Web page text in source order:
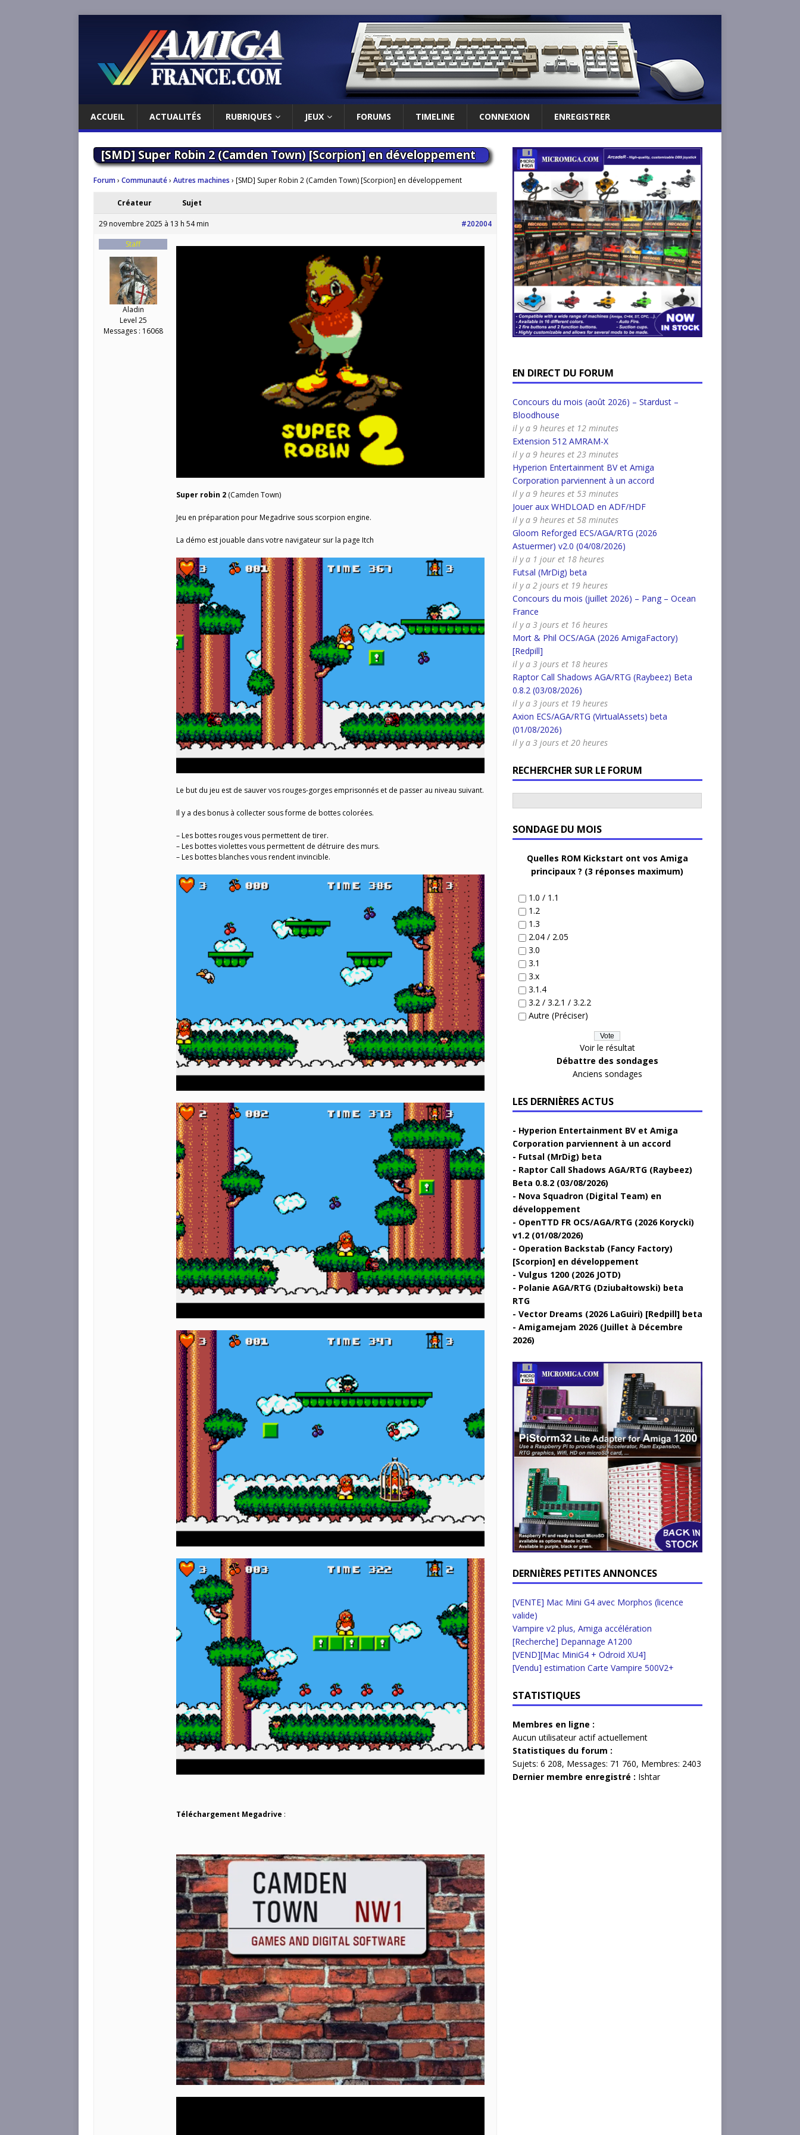
ACCUEIL ACTUALITÉS RUBRIQUES JEUX FORUMS TIMELINE CONNEXION ENREGISTRER
[SMD] Super Robin 2 (Camden Town) [Scorpion] en développement
Forum› Communauté› Autres machines › [SMD] Super Robin 2 (Camden Town) [Scorpion] en développement
Créateur Sujet
29 novembre 2025 à 13 h 54 min
#202004
Staff
Aladin
Level 25
Messages : 16068
Super robin 2 (Camden Town)
Jeu en préparation pour Megadrive sous scorpion engine.
La démo est jouable dans votre navigateur sur la page Itch
Le but du jeu est de sauver vos rouges-gorges emprisonnés et de passer au niveau suivant.
Il y a des bonus à collecter sous forme de bottes colorées.
– Les bottes rouges vous permettent de tirer.
– Les bottes violettes vous permettent de détruire des murs.
– Les bottes blanches vous rendent invincible.
Téléchargement Megadrive :
EN DIRECT DU FORUM
Concours du mois (août 2026) – Stardust –
Bloodhouse
il y a 9 heures et 12 minutes
Extension 512 AMRAM-X
il y a 9 heures et 23 minutes
Hyperion Entertainment BV et Amiga
Corporation parviennent à un accord
il y a 9 heures et 53 minutes
Jouer aux WHDLOAD en ADF/HDF
il y a 9 heures et 58 minutes
Gloom Reforged ECS/AGA/RTG (2026
Astuermer) v2.0 (04/08/2026)
il y a 1 jour et 18 heures
Futsal (MrDig) beta
il y a 2 jours et 19 heures
Concours du mois (juillet 2026) – Pang – Ocean
France
il y a 3 jours et 16 heures
Mort & Phil OCS/AGA (2026 AmigaFactory)
[Redpill]
il y a 3 jours et 18 heures
Raptor Call Shadows AGA/RTG (Raybeez) Beta
0.8.2 (03/08/2026)
il y a 3 jours et 19 heures
Axion ECS/AGA/RTG (VirtualAssets) beta
(01/08/2026)
il y a 3 jours et 20 heures
RECHERCHER SUR LE FORUM
SONDAGE DU MOIS
Quelles ROM Kickstart ont vos Amiga
principaux ? (3 réponses maximum)
1.0 / 1.1
1.2
1.3
2.04 / 2.05
3.0
3.1
3.x
3.1.4
3.2 / 3.2.1 / 3.2.2
Autre (Préciser)
Voir le résultat
Débattre des sondages
Anciens sondages
LES DERNIÈRES ACTUS
Hyperion Entertainment BV et Amiga
Corporation parviennent à un accord
Futsal (MrDig) beta
Raptor Call Shadows AGA/RTG (Raybeez)
Beta 0.8.2 (03/08/2026)
Nova Squadron (Digital Team) en
développement
OpenTTD FR OCS/AGA/RTG (2026 Korycki)
v1.2 (01/08/2026)
Operation Backstab (Fancy Factory)
[Scorpion] en développement
Vulgus 1200 (2026 JOTD)
Polanie AGA/RTG (Dziubałtowski) beta
RTG
Vector Dreams (2026 LaGuiri) [Redpill] beta
Amigamejam 2026 (Juillet à Décembre
2026)
DERNIÈRES PETITES ANNONCES
[VENTE] Mac Mini G4 avec Morphos (licence
valide)
Vampire v2 plus, Amiga accélération
[Recherche] Depannage A1200
[VEND][Mac MiniG4 + Odroid XU4]
[Vendu] estimation Carte Vampire 500V2+
STATISTIQUES
Membres en ligne :
Aucun utilisateur actif actuellement
Statistiques du forum :
Sujets: 6 208, Messages: 71 760, Membres: 2403
Dernier membre enregistré : Ishtar